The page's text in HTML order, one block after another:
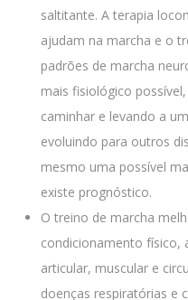
saltitante. A terapia
ajudam na marcha e o
padrões de marcha
mais fisiológico
caminhar e levando a
evoluindo para outros
mesmo uma possível
existe prognóstico.
O treino de marcha
condicionamento físico,
articular, muscular e
doenças respiratórias e